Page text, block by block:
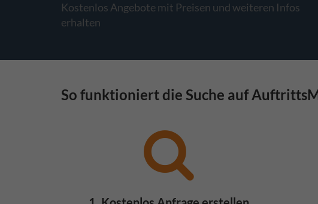
Kostenlos Angebote mit Preisen und weiteren Infos
erhalten
So funktioniert die Suche auf